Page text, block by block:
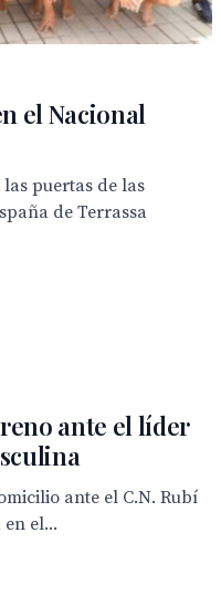
el Nacional
las puertas de las
de Terrassa
ante el líder
ante el C.N. Rubí
el...